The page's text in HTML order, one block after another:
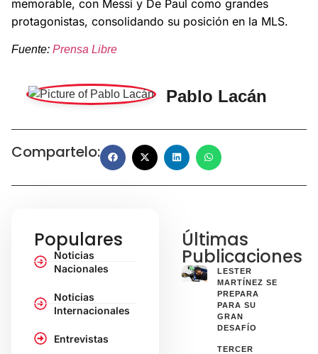
memorable, con Messi y De Paul como grandes
protagonistas, consolidando su posición en la MLS.
Fuente: Prensa Libre
Pablo Lacán
Compartelo:
Populares
Noticias
Nacionales
Noticias
Internacionales
Entrevistas
Últimas
Publicaciones
LESTER
MARTÍNEZ SE
PREPARA
PARA SU
GRAN
DESAFÍO
TERCER